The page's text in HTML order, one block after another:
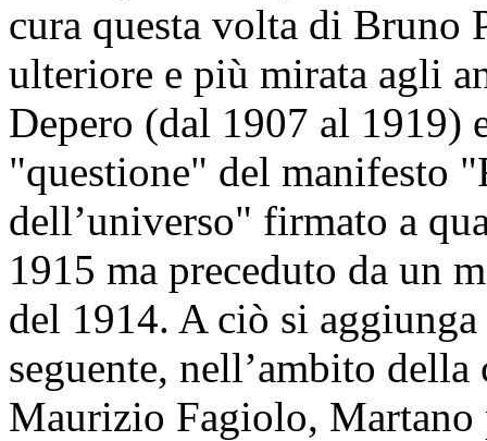
cura questa volta di Bruno
ulteriore e più mirata agli
Depero (dal 1907 al 1919)
"questione" del manifesto
dell’universo" firmato a
1915 ma preceduto da un
del 1914. A ciò si
seguente, nell’ambito
Maurizio Fagiolo,